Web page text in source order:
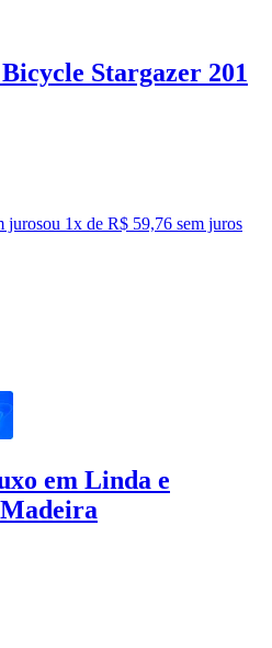
Stargazer 201
jurosou 1x de R$ 59,76 sem juros
em Linda e